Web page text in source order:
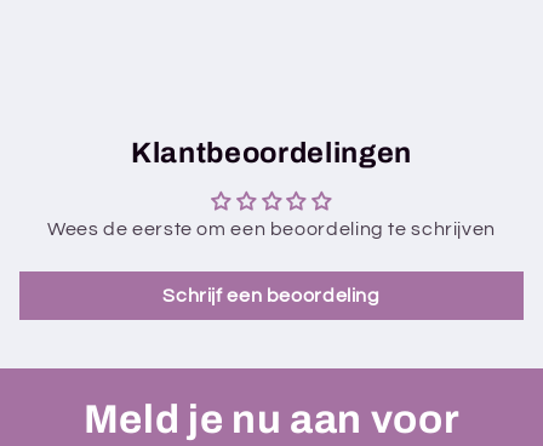
Klantbeoordelingen
Wees de eerste om een beoordeling te schrijven
Schrijf een beoordeling
Meld je nu aan voor